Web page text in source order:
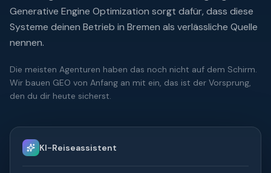
Generative Engine Optimization sorgt dafür, dass diese
Systeme deinen Betrieb in Bremen als verlässliche Quelle
nennen.
Die meisten Agenturen haben das noch nicht auf dem Schirm.
Wir bauen GEO von Anfang an mit ein, das ist der Vorsprung,
den du dir heute sicherst.
KI-Reiseassistent